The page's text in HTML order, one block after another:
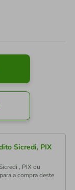
Sicredi, PIX
, PIX ou
a compra deste